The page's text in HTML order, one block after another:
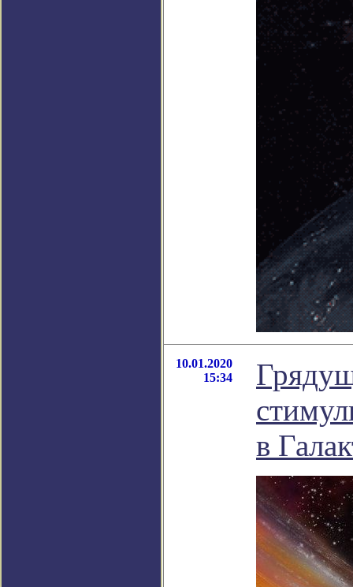
10.01.2020
15:34
в